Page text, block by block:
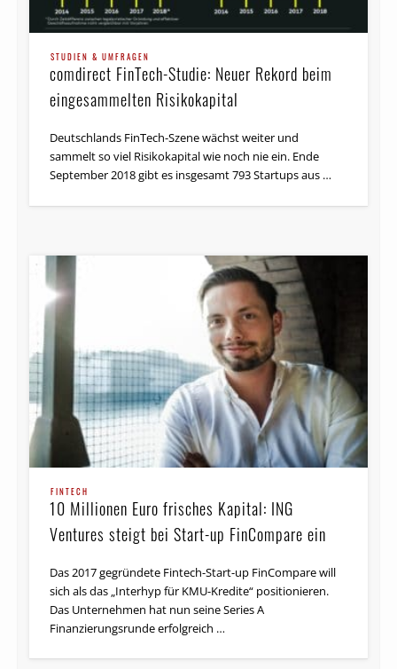
STUDIEN & UMFRAGEN
comdirect FinTech-Studie: Neuer Rekord beim
eingesammelten Risikokapital
Deutschlands FinTech-Szene wächst weiter und
sammelt so viel Risikokapital wie noch nie ein. Ende
September 2018 gibt es insgesamt 793 Startups aus …
FINTECH
10 Millionen Euro frisches Kapital: ING
Ventures steigt bei Start-up FinCompare ein
Das 2017 gegründete Fintech-Start-up FinCompare will
sich als das „Interhyp für KMU-Kredite“ positionieren.
Das Unternehmen hat nun seine Series A
Finanzierungsrunde erfolgreich …